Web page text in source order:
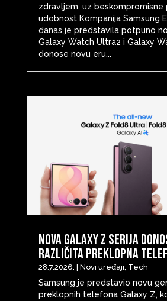
zdravljem, uz beskompromisne
udobnost Kompanija Samsung
danas je predstavila potpuno
Galaxy Watch Ultra2 i Galaxy
donose novu eru...
Nova Galaxy Z serija
različita preklopna
28.7.2026. Novi uređaji, Tech
Samsung je predstavio novu
preklopnih telefona Galaxy Z,